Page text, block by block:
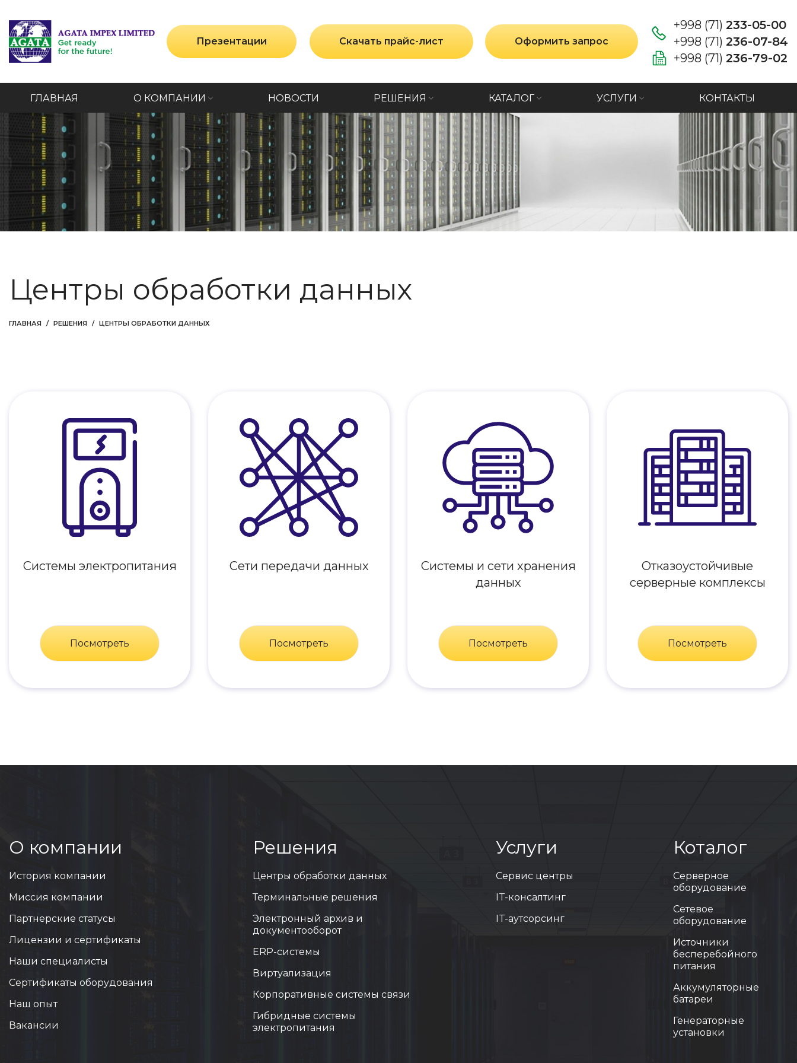
Презентации Скачать прайс-лист Оформить запрос
+998 (71) 233-05-00
+998 (71) 236-07-84
+998 (71) 236-79-02
ГЛАВНАЯ О КОМПАНИИ НОВОСТИ РЕШЕНИЯ КАТАЛОГ УСЛУГИ КОНТАКТЫ
Центры обработки данных
ГЛАВНАЯ РЕШЕНИЯ ЦЕНТРЫ ОБРАБОТКИ ДАННЫХ
Системы электропитания
Посмотреть
Сети передачи данных
Посмотреть
Системы и сети хранения
данных
Посмотреть
Отказоустойчивые
серверные комплексы
Посмотреть
О компании
История компании
Миссия компании
Партнерские статусы
Лицензии и сертификаты
Наши специалисты
Сертификаты оборудования
Наш опыт
Вакансии
Решения
Центры обработки данных
Терминальные решения
Электронный архив и
документооборот
ERP-системы
Виртуализация
Корпоративные системы связи
Гибридные системы
электропитания
Услуги
Сервис центры
IT-консалтинг
IT-аутсорсинг
Коталог
Серверное
оборудование
Сетевое
оборудование
Источники
бесперебойного
питания
Аккумуляторные
батареи
Генераторные
установки